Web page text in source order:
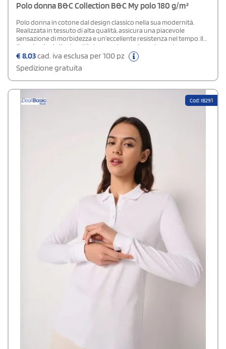
Polo donna B&C Collection B&C My polo 180 g/m²
Polo donna in cotone dal design classico nella sua modernità.
Realizzata in tessuto di alta qualità, assicura una piacevole
sensazione di morbidezza e un’eccellente resistenza nel tempo. Il
fine piqué ad alta densità dona un tocco elegante e setoso e
garantisce anche un'ottima resa per stampe e personalizzazioni. I
dettagli curati, come i due bottoni tono su tono e i polsini a costine
1x1, aggiungono un tocco di stile e definizione al capo.Disponibile
modello Uomo e Bambino
€8,03cad. iva esclusa per 100 pz
Spedizione gratuita
Cod: IB291